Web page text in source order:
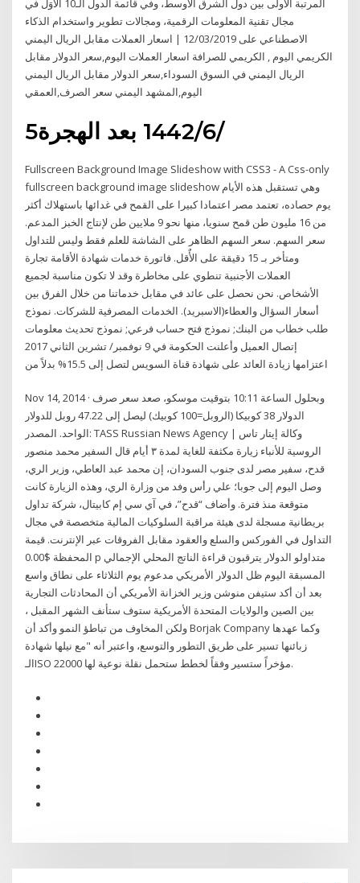
المرتبة الأولى بين دول الشرق الأوسط، وفي قائمة الدول الـ10 الأُوَل في
مجال تقنية المعلومات الرقمية، ومجالات تطوير واستخدام الذكاء
الاصطناعي على 12/03/2019 | اسعار العملات مقابل الريال اليمني
الكريمي اليوم , الكريمي للصرافة اسعار العملات اليوم,سعر الدولار مقابل
الريال اليمني في السوق السوداء,سعر الدولار مقابل الريال اليمني
اليوم,المشهد اليمني سعر الصرف,العمقي
5‏‏/6‏‏/1442 بعد الهجرة
Fullscreen Background Image Slideshow with CSS3 - A Css-only
fullscreen background image slideshow وهي تستقبل هذه الأيام
يوم حصاده، تعتمد مصر اعتمادا كبيرا على القمح في غدائها باستهلاك أكثر
من 16 مليون طن قمح سنويا، منها نحو 9 ملايين طن لإنتاج الخبز المدعم.
سعر السهم. سعر السهم الظاهر على الشاشة للعلم فقط وليس للتداول
ومتأخر بـ 15 دقيقة على الأٌقل. فاتورة خدمات شهادة الأقامة تجارة
العملات الأجنبية تنطوي على مخاطرة وقد لا تكون مناسبة لجميع
الأشخاص. نحن نحصل على عائد في مقابل خدماتنا من خلال الفرق بين
أسعار السؤال والعطاء(الاسبريد). الخدمات المصرفية للشركات. نموذج
طلب خطاب من البنك; نموذج فتح حساب فرعي; نموذج تحديث معلومات
إتصال العميل وأعلنت الحكومة في 9 نوفمبر/ تشرين الثاني 2017
اعتزامها زيادة العائد على شهادة قناة السويس لتصل إلى 15.5% بدلاً من
Nov 14, 2014 · وبحلول الساعة 10:11 بتوقيت موسكو، صعد سعر صرف
الدولار 38 كوبيكا (الروبل=100 كوبيك) ليصل إلى 47.22 روبل للدولار
الواحد. المصدر: TASS Russian News Agency | وكالة إيتار تاس
الروسية للأنباء زيارة مكثفة للغاية لمدة ٣ أيام قال السفير محمد منصور
قدح، سفير مصر لدى جنوب السودان، إن محمد عبد العاطي، وزير الري،
وصل اليوم إلى جوبا؛ علي رأس وفد من وزارة الري، وهذه الزيارة كانت
متوقعة منذ فترة. وأضاف “قدح”، في آي سي إم كابيتال، شركة تداول
بريطانية مسجلة لدى هيئة مراقبة السلوكيات المالية متخصصة في مجال
التداول في الفوركس والسلع والعقود مقابل الفروقات عبر الإنترنت. قيمة
المحفظة $0.00 p متداولو الدولار يترقبون قراءة الناتج المحلي الإجمالي
المسبقة اليوم ظل الدولار الأمريكي مدعوم يوم الثلاثاء على نطاق واسع
بعد أن أكد ستيفن منوشن وزير الخزانة الأمريكي أن المحادثات التجارية
بين الصين والولايات المتحدة الأمريكية ستوف ستأنف الشهر المقبل ،
ولكن المخاوف من تباطؤ النمو وأكد أن Borjak Company وكما عهدها
زبائنها تسير على طريق التطور والتوسع، واعتبر أنه "مع نيلها شهادة
الـISO 22000 مؤخراً ستسير وفقاً لخطط ستحمل نقلة نوعية لها.